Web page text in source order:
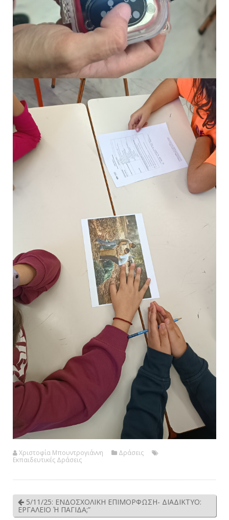
Χριστοφία Μπουντρογιάννη
Δράσεις
Εκπαιδευτικές Δράσεις
5/11/25: ΕΝΔΟΣΧΟΛΙΚΗ ΕΠΙΜΟΡΦΩΣΗ- ΔΙΑΔΙΚΤΥΟ:
ΕΡΓΑΛΕΙΟ Ή ΠΑΓΙΔΑ;”